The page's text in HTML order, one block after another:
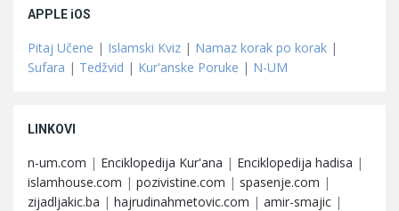
APPLE iOS
Pitaj Učene | Islamski Kviz | Namaz korak po korak |
Sufara | Tedžvid | Kur'anske Poruke | N-UM
LINKOVI
n-um.com | Enciklopedija Kur'ana | Enciklopedija hadisa |
islamhouse.com | pozivistine.com | spasenje.com |
zijadljakic.ba | hajrudinahmetovic.com | amir-smajic |